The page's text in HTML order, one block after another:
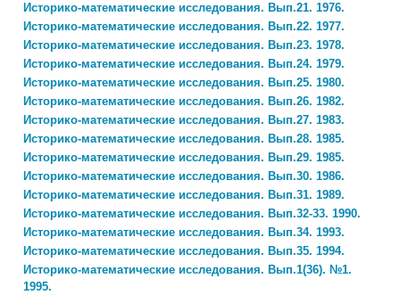
Историко-математические исследования. Вып.21. 1976.
Историко-математические исследования. Вып.22. 1977.
Историко-математические исследования. Вып.23. 1978.
Историко-математические исследования. Вып.24. 1979.
Историко-математические исследования. Вып.25. 1980.
Историко-математические исследования. Вып.26. 1982.
Историко-математические исследования. Вып.27. 1983.
Историко-математические исследования. Вып.28. 1985.
Историко-математические исследования. Вып.29. 1985.
Историко-математические исследования. Вып.30. 1986.
Историко-математические исследования. Вып.31. 1989.
Историко-математические исследования. Вып.32-33. 1990.
Историко-математические исследования. Вып.34. 1993.
Историко-математические исследования. Вып.35. 1994.
Историко-математические исследования. Вып.1(36). №1.
1995.